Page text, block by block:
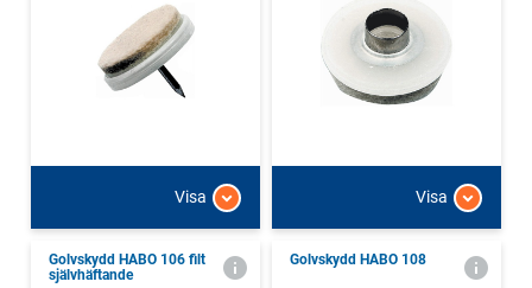
Visa Visa
Golvskydd HABO 106 filt
självhäftande
Golvskydd HABO 108